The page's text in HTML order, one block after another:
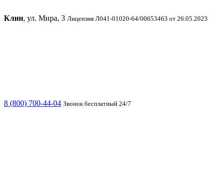
Клин, ул. Мира, 3 Лицензия Л041-01020-64/00653463 от 26.05.2023
8 (800) 700-44-04 Звонок бесплатный 24/7